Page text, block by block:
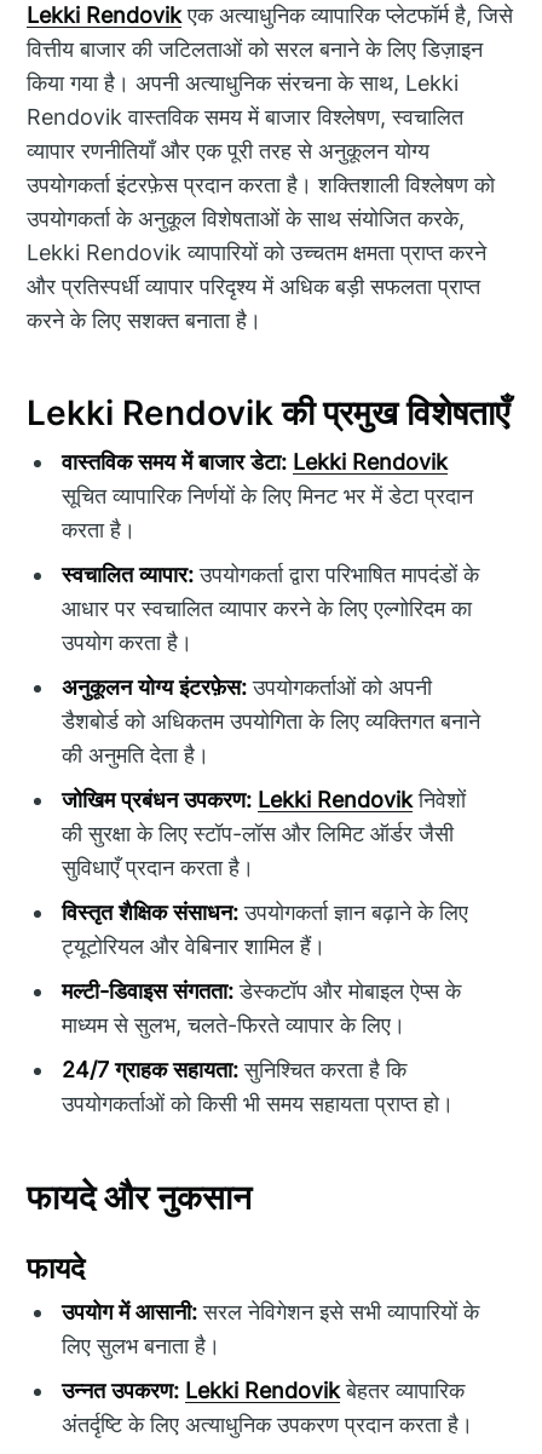
Lekki Rendovikएक अत्याधुनिक व्यापारिक प्लेटफॉर्म है, जिसे
वित्तीय बाजार की जटिलताओं को सरल बनाने के लिए डिज़ाइन
किया गया है। अपनी अत्याधुनिक संरचना के साथ, Lekki
Rendovik वास्तविक समय में बाजार विश्लेषण, स्वचालित
व्यापार रणनीतियाँ और एक पूरी तरह से अनुकूलन योग्य
उपयोगकर्ता इंटरफ़ेस प्रदान करता है। शक्तिशाली विश्लेषण को
उपयोगकर्ता के अनुकूल विशेषताओं के साथ संयोजित करके,
Lekki Rendovik व्यापारियों को उच्चतम क्षमता प्राप्त करने
और प्रतिस्पर्धी व्यापार परिदृश्य में अधिक बड़ी सफलता प्राप्त
करने के लिए सशक्त बनाता है।
Lekki Rendovik की प्रमुख विशेषताएँ
वास्तविक समय में बाजार डेटा: Lekki Rendovik
सूचित व्यापारिक निर्णयों के लिए मिनट भर में डेटा प्रदान
करता है।
स्वचालित व्यापार:उपयोगकर्ता द्वारा परिभाषित मापदंडों के
आधार पर स्वचालित व्यापार करने के लिए एल्गोरिदम का
उपयोग करता है।
अनुकूलन योग्य इंटरफ़ेस:उपयोगकर्ताओं को अपनी
डैशबोर्ड को अधिकतम उपयोगिता के लिए व्यक्तिगत बनाने
की अनुमति देता है।
जोखिम प्रबंधन उपकरण: Lekki Rendovikनिवेशों
की सुरक्षा के लिए स्टॉप-लॉस और लिमिट ऑर्डर जैसी
सुविधाएँ प्रदान करता है।
विस्तृत शैक्षिक संसाधन:उपयोगकर्ता ज्ञान बढ़ाने के लिए
ट्यूटोरियल और वेबिनार शामिल हैं।
मल्टी-डिवाइस संगतता:डेस्कटॉप और मोबाइल ऐप्स के
माध्यम से सुलभ, चलते-फिरते व्यापार के लिए।
24/7 ग्राहक सहायता:सुनिश्चित करता है कि
उपयोगकर्ताओं को किसी भी समय सहायता प्राप्त हो।
फायदे और नुकसान
फायदे
उपयोग में आसानी:सरल नेविगेशन इसे सभी व्यापारियों के
लिए सुलभ बनाता है।
उन्नत उपकरण: Lekki Rendovikबेहतर व्यापारिक
अंतर्दृष्टि के लिए अत्याधुनिक उपकरण प्रदान करता है।